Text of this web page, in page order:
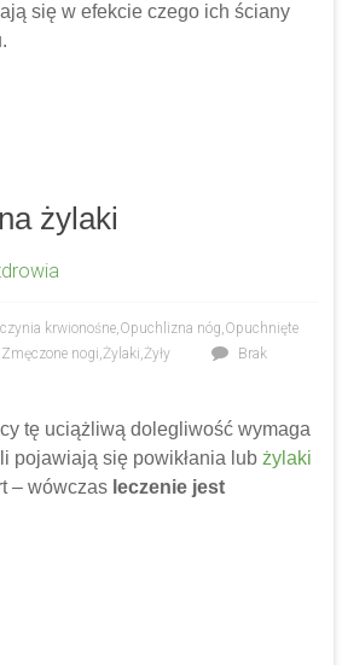
się w efekcie czego ich ściany
żylaki
krwionośne,Opuchlizna nóg,Opuchnięte
Zmęczone nogi,Żylaki,Żyły
Brak
tę uciążliwą dolegliwość wymaga
pojawiają się powikłania lub żylaki
– wówczas leczenie jest